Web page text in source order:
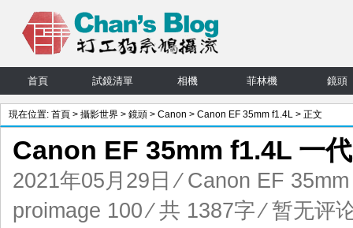
首頁 試鏡清單 相機 菲林機 鏡頭
現在位置: 首頁 > 攝影世界 > 鏡頭 > Canon > Canon EF 35mm f1.4L > 正文
Canon EF 35mm f1.4L 一
2021年05月29日 ⁄ Canon EF
proimage 100⁄ 共 1387字⁄暂无评